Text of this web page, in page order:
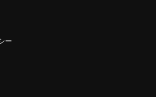
ー